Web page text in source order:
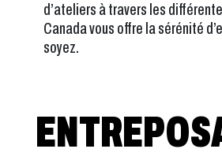
d’ateliers à travers les
Canada vous offre la sérénité
soyez.